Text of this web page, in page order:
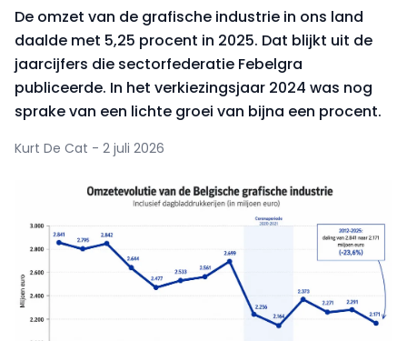
De omzet van de grafische industrie in ons land
daalde met 5,25 procent in 2025. Dat blijkt uit de
jaarcijfers die sectorfederatie Febelgra
publiceerde. In het verkiezingsjaar 2024 was nog
sprake van een lichte groei van bijna een procent.
Kurt De Cat - 2 juli 2026